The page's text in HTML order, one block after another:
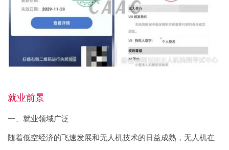
就业前景
一、就业领域广泛
随着低空经济的飞速发展和无人机技术的日益成熟，无人机在